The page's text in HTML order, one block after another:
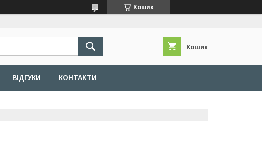
Кошик
Кошик
ВІДГУКИ КОНТАКТИ